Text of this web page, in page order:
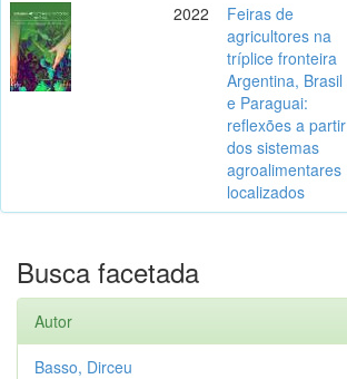
2022
Feiras de
agricultores na
tríplice fronteira
Argentina, Brasil
e Paraguai:
reflexões a partir
dos sistemas
agroalimentares
localizados
Busca facetada
Autor
Basso, Dirceu